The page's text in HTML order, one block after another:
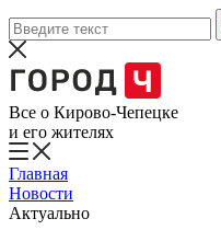
Все о Кирово-Чепецке
и его жителях
Главная
Новости
Актуально